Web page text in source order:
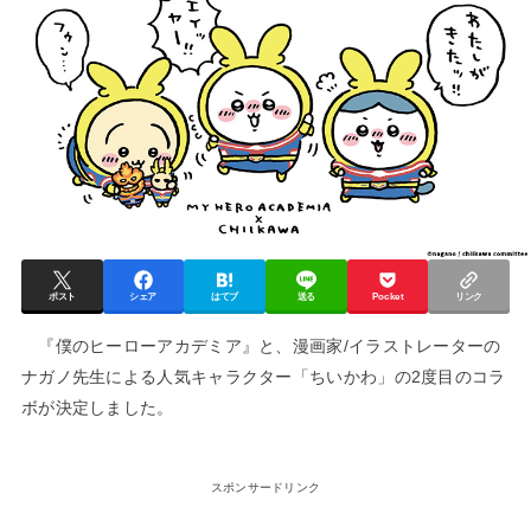
ポスト シェア はてブ 送る Pocket リンク
『僕のヒーローアカデミア』と、漫画家/イラストレーターの
ナガノ先生による人気キャラクター「ちいかわ」の2度目のコラ
ボが決定しました。
スポンサードリンク